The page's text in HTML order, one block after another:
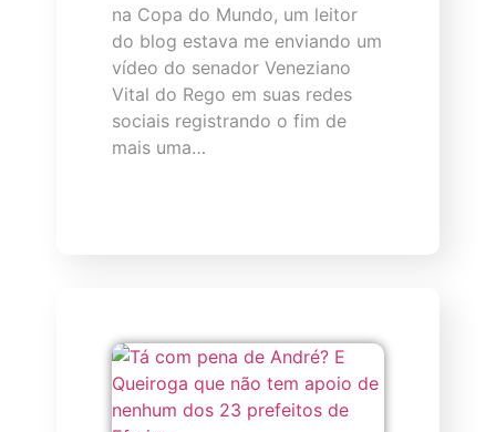
na Copa do Mundo, um leitor
do blog estava me enviando um
vídeo do senador Veneziano
Vital do Rego em suas redes
sociais registrando o fim de
mais uma…